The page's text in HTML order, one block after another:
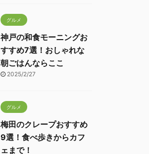
グルメ
神戸の和食モーニングお
すすめ7選！おしゃれな
朝ごはんならここ
2025/2/27
グルメ
梅田のクレープおすすめ
9選！食べ歩きからカフ
ェまで！